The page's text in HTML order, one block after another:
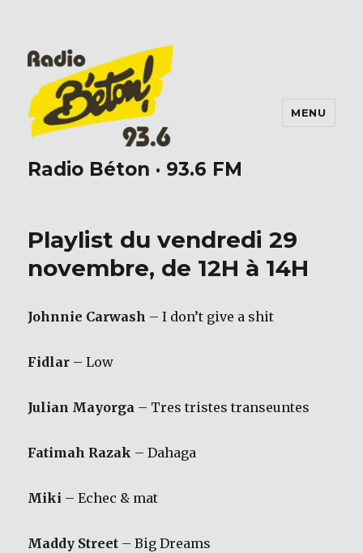
Radio Béton · 93.6 FM
MENU
Playlist du vendredi 29
novembre, de 12H à 14H
Johnnie Carwash – I don’t give a shit
Fidlar – Low
Julian Mayorga – Tres tristes transeuntes
Fatimah Razak – Dahaga
Miki – Echec & mat
Maddy Street – Big Dreams